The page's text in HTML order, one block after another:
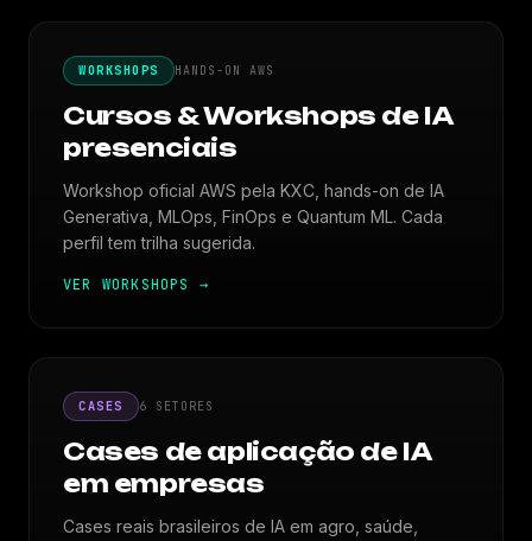
WORKSHOPS HANDS-ON AWS
Cursos & Workshops de IA
presenciais
Workshop oficial AWS pela KXC, hands-on de IA
Generativa, MLOps, FinOps e Quantum ML. Cada
perfil tem trilha sugerida.
VER WORKSHOPS →
CASES 6 SETORES
Cases de aplicação de IA
em empresas
Cases reais brasileiros de IA em agro, saúde,